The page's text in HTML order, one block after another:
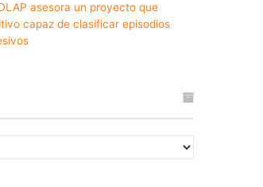
asesora un proyecto que
capaz de clasificar episodios